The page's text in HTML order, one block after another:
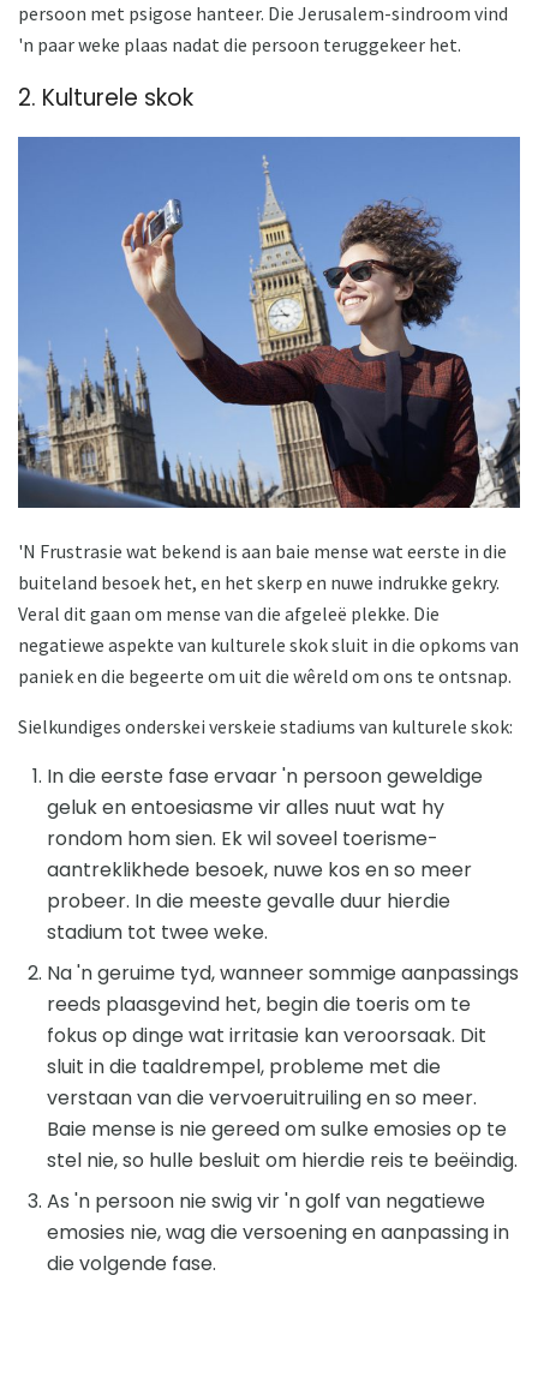
persoon met psigose hanteer. Die Jerusalem-sindroom vind
'n paar weke plaas nadat die persoon teruggekeer het.
2. Kulturele skok
'N Frustrasie wat bekend is aan baie mense wat eerste in die
buiteland besoek het, en het skerp en nuwe indrukke gekry.
Veral dit gaan om mense van die afgeleë plekke. Die
negatiewe aspekte van kulturele skok sluit in die opkoms van
paniek en die begeerte om uit die wêreld om ons te ontsnap.
Sielkundiges onderskei verskeie stadiums van kulturele skok:
In die eerste fase ervaar 'n persoon geweldige
geluk en entoesiasme vir alles nuut wat hy
rondom hom sien. Ek wil soveel toerisme-
aantreklikhede besoek, nuwe kos en so meer
probeer. In die meeste gevalle duur hierdie
stadium tot twee weke.
Na 'n geruime tyd, wanneer sommige aanpassings
reeds plaasgevind het, begin die toeris om te
fokus op dinge wat irritasie kan veroorsaak. Dit
sluit in die taaldrempel, probleme met die
verstaan ​​van die vervoeruitruiling en so meer.
Baie mense is nie gereed om sulke emosies op te
stel nie, so hulle besluit om hierdie reis te beëindig.
As 'n persoon nie swig vir 'n golf van negatiewe
emosies nie, wag die versoening en aanpassing in
die volgende fase.